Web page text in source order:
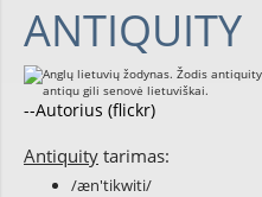
ANTIQUITY
--Autorius (flickr)
Antiquity tarimas:
/æn'tikwiti/